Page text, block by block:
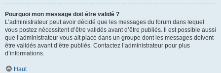
Pourquoi mon message doit être validé ?
L’administrateur peut avoir décidé que les messages du forum dans lequel
vous postez nécessitent d’être validés avant d’être publiés. Il est possible aussi
que l’administrateur vous ait placé dans un groupe dont les messages doivent
être validés avant d’être publiés. Contactez l’administrateur pour plus
d’informations.
Haut